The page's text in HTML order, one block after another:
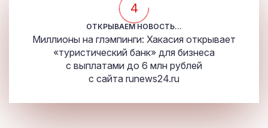
4
ОТКРЫВАЕМ НОВОСТЬ...
Миллионы на глэмпинги: Хакасия открывает
«туристический банк» для бизнеса
с выплатами до 6 млн рублей
с сайта runews24.ru